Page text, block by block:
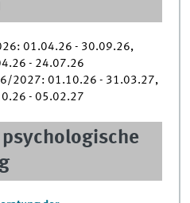
01.04.26 - 30.09.26,
- 24.07.26
2027: 01.10.26 - 31.03.27,
- 05.02.27